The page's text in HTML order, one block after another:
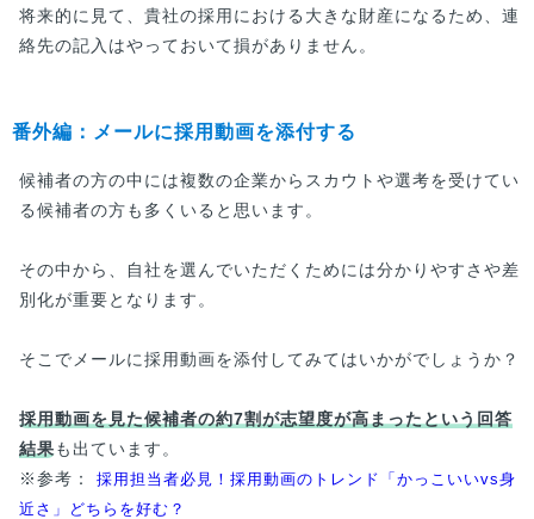
将来的に見て、貴社の採用における大きな財産になるため、連
絡先の記入はやっておいて損がありません。
番外編：メールに採用動画を添付する
候補者の方の中には複数の企業からスカウトや選考を受けてい
る候補者の方も多くいると思います。
その中から、自社を選んでいただくためには分かりやすさや差
別化が重要となります。
そこでメールに採用動画を添付してみてはいかがでしょうか？
採用動画を見た候補者の約7割が志望度が高まったという回答
結果も出ています。
※参考： 採用担当者必見！採用動画のトレンド「かっこいいvs身
近さ」どちらを好む？